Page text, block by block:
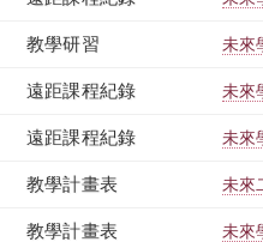
教學研習 未來
遠距課程紀錄 未來
遠距課程紀錄 未來
教學計畫表 未來
教學計畫表 未來